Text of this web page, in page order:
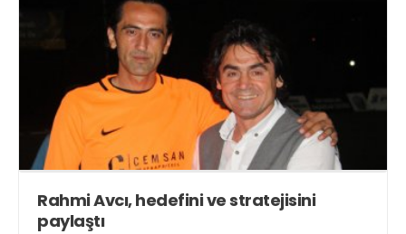
Rahmi Avcı, hedefini ve stratejisini
paylaştı